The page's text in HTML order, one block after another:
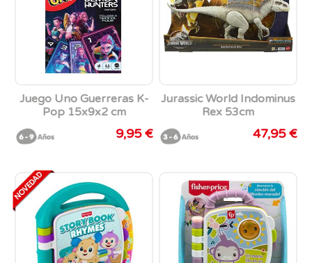
Juego Uno Guerreras K-
Pop 15x9x2 cm
9,95 €
Jurassic World Indominus
Rex 53cm
47,95 €